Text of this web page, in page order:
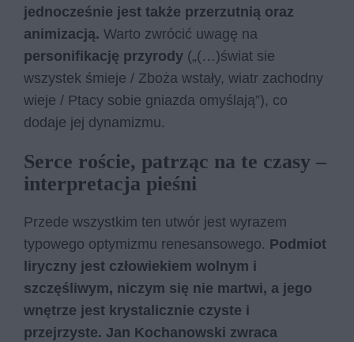
jednocześnie jest także przerzutnią oraz
animizacją. Warto zwrócić uwagę na
personifikację przyrody („(…)świat sie
wszystek śmieje / Zboża wstały, wiatr zachodny
wieje / Ptacy sobie gniazda omyślają”), co
dodaje jej dynamizmu.
Serce roście, patrząc na te czasy –
interpretacja pieśni
Przede wszystkim ten utwór jest wyrazem
typowego optymizmu renesansowego. Podmiot
liryczny jest człowiekiem wolnym i
szczęśliwym, niczym się nie martwi, a jego
wnętrze jest krystalicznie czyste i
przejrzyste. Jan Kochanowski zwraca